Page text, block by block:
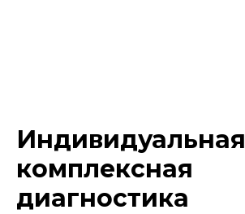
Индивидуальная
комплексная
диагностика